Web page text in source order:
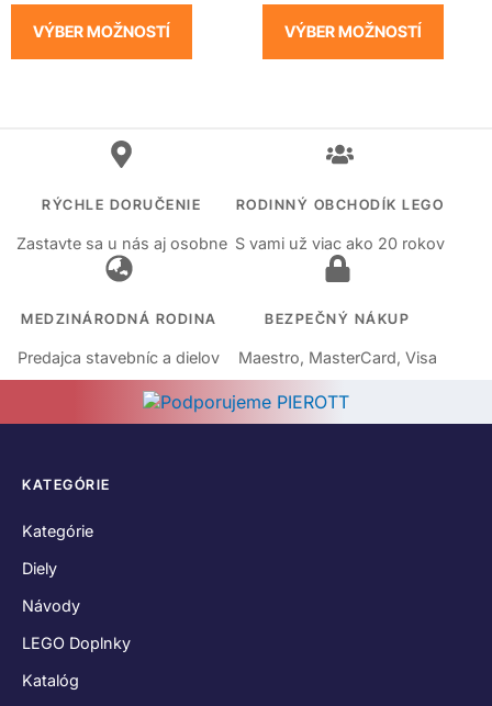
VÝBER MOŽNOSTÍ VÝBER MOŽNOSTÍ
RÝCHLE DORUČENIE
Zastavte sa u nás aj osobne
RODINNÝ OBCHODÍK LEGO
S vami už viac ako 20 rokov
MEDZINÁRODNÁ RODINA
Predajca stavebníc a dielov
BEZPEČNÝ NÁKUP
Maestro, MasterCard, Visa
KATEGÓRIE
Kategórie
Diely
Návody
LEGO Doplnky
Katalóg